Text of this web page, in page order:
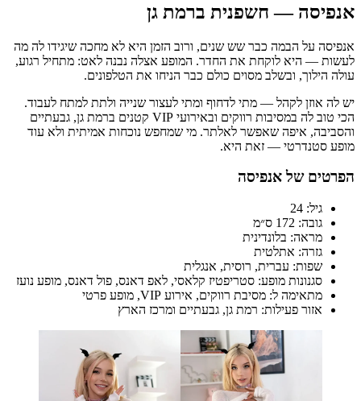
אנפיסה — חשפנית ברמת גן
אנפיסה על הבמה כבר שש שנים, ורוב הזמן היא לא מחכה שיגידו לה מה
לעשות — היא לוקחת את החדר. המופע אצלה נבנה לאט: מתחיל רגוע,
עולה הילוך, ובשלב מסוים כולם כבר הניחו את הטלפונים.
יש לה אוזן לקהל — מתי לדחוף ומתי לעצור שנייה ולתת למתח לעבוד.
הכי טוב לה במסיבות רווקים ובאירועי VIP קטנים ברמת גן, גבעתיים
והסביבה, איפה שאפשר לאלתר. מי שמחפש נוכחות אמיתית ולא עוד
מופע סטנדרטי — זאת היא.
הפרטים של אנפיסה
גיל: 24
גובה: 172 ס״מ
מראה: בלונדינית
גזרה: אתלטית
שפות: עברית, רוסית, אנגלית
סגנונות מופע: סטריפטיז קלאסי, לאפ דאנס, פול דאנס, מופע נועז
מתאימה ל: מסיבת רווקים, אירוע VIP, מופע פרטי
אזור פעילות: רמת גן, גבעתיים ומרכז הארץ